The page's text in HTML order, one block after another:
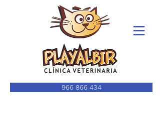
966 866 434